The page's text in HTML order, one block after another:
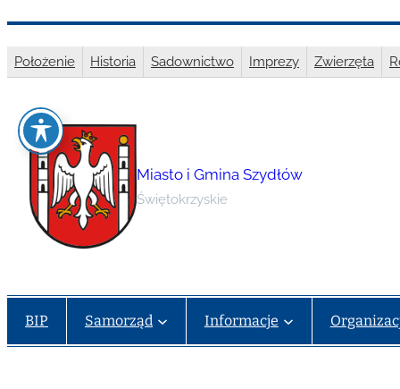
do
Położenie Historia Sadownictwo Imprezy Zwierzęta
Miasto i Gmina Szydłów
Świętokrzyskie
BIP Samorząd Informacje